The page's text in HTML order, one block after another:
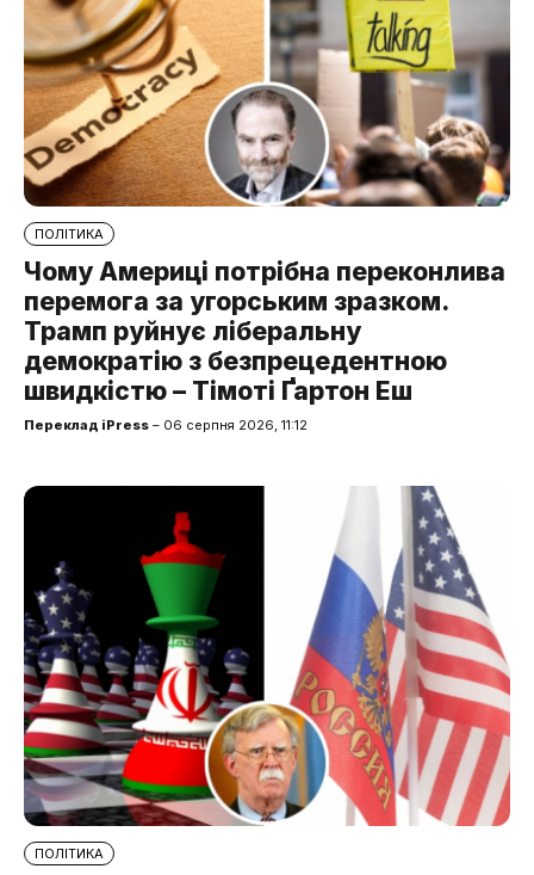
ПОЛІТИКА
Чому Америці потрібна переконлива
перемога за угорським зразком.
Трамп руйнує ліберальну
демократію з безпрецедентною
швидкістю – Тімоті Ґартон Еш
Переклад iPress – 06 серпня 2026, 11:12
ПОЛІТИКА